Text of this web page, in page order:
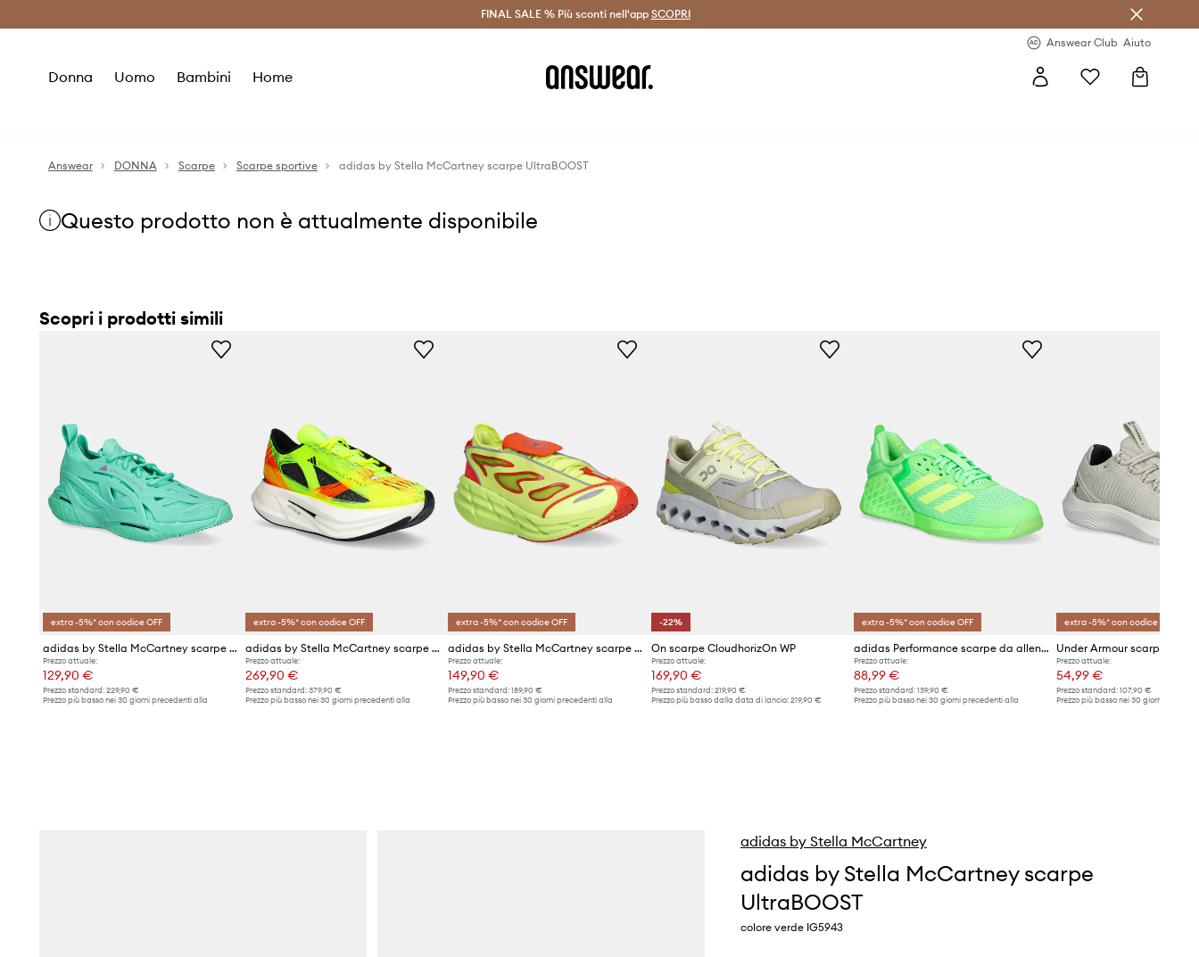
Risparmia con Answear Club > Spedizione entro 24 ore >
FINAL SALE % Più sconti nell'app SCOPRI
Answear Club Aiuto
Donna Uomo Bambini Home
Answear DONNA Scarpe Scarpe sportive adidas by Stella McCartney scarpe UltraBOOST
Questo prodotto non è attualmente disponibile
Scopri i prodotti simili
extra -5%* con codice OFF
adidas by Stella McCartney scarpe da corsa Solarglide
Prezzo attuale:
129,90 €
Prezzo standard: 229,90 €
Prezzo più basso nei 30 giorni precedenti alla
extra -5%* con codice OFF
adidas by Stella McCartney scarpe da corsa Prime X 2 Strung
Prezzo attuale:
269,90 €
Prezzo standard:379,90 €
Prezzo più basso nei 30 giorni precedenti alla
extra -5%* con codice OFF
adidas by Stella McCartney scarpe da corsa Adistar
Prezzo attuale:
149,90 €
Prezzo standard: 189,90 €
Prezzo più basso nei 30 giorni precedenti alla
-22%
On scarpe CloudhorizOn WP
Prezzo attuale:
169,90 €
Prezzo standard: 219,90 €
Prezzo più basso dalla data di lancio: 219,90 €
extra -5%* con codice OFF
adidas Performance scarpe da allenamento Dropset 3 Trainer
Prezzo attuale:
88,99 €
Prezzo standard:139,90 €
Prezzo più basso nei 30 giorni precedenti alla
extra -5%* con codice OFF
Prezzo attuale:
54,99 €
Prezzo standard: 107,90 €
Prezzo più basso nei 30 giorni
adidas by Stella McCartney
adidas by Stella McCartney scarpe
UltraBOOST
colore verde IG5943